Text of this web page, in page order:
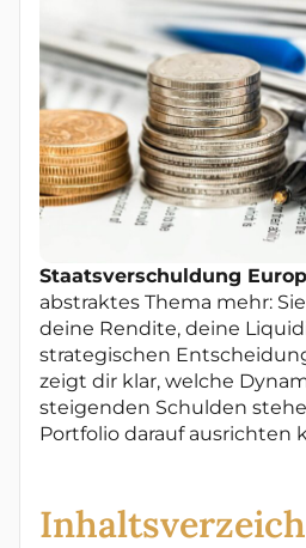
Staatsverschuldung
abstraktes Thema mehr:
deine Rendite, deine
strategischen
zeigt dir klar, welche
steigenden Schulden
Portfolio darauf ausrichten